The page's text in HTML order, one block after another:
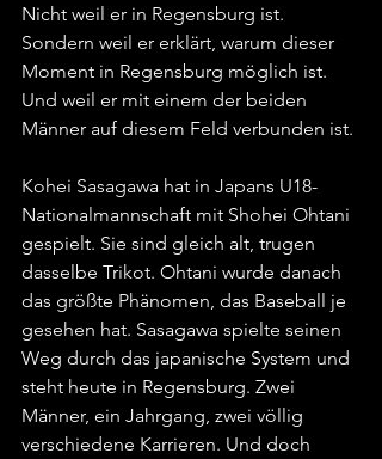
Nicht weil er in Regensburg ist.
Sondern weil er erklärt, warum dieser
Moment in Regensburg möglich ist.
Und weil er mit einem der beiden
Männer auf diesem Feld verbunden ist.
Kohei Sasagawa hat in Japans U18-
Nationalmannschaft mit Shohei Ohtani
gespielt. Sie sind gleich alt, trugen
dasselbe Trikot. Ohtani wurde danach
das größte Phänomen, das Baseball je
gesehen hat. Sasagawa spielte seinen
Weg durch das japanische System und
steht heute in Regensburg. Zwei
Männer, ein Jahrgang, zwei völlig
verschiedene Karrieren. Und doch